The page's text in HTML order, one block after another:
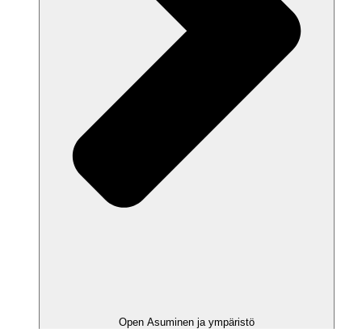
Open Asuminen ja ympäristö